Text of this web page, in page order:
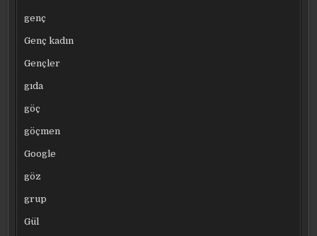
genç
Genç kadın
Gençler
gıda
göç
göçmen
Google
göz
grup
Gül